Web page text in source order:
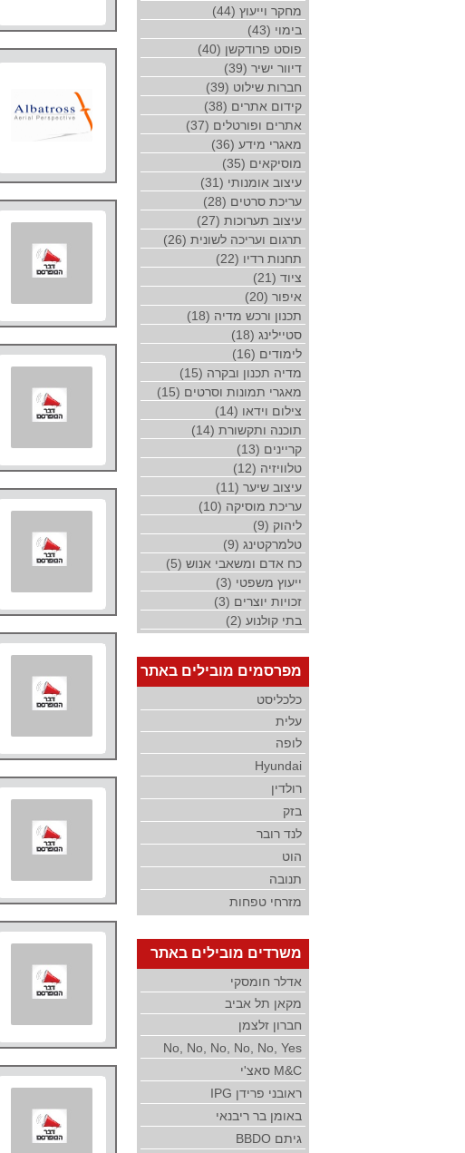
מחקר וייעוץ (44)
בימוי (43)
פוסט פרודקשן (40)
דיוור ישיר (39)
חברות שילוט (39)
קידום אתרים (38)
אתרים ופורטלים (37)
מאגרי מידע (36)
מוסיקאים (35)
עיצוב אומנותי (31)
עריכת סרטים (28)
עיצוב תערוכות (27)
תרגום ועריכה לשונית (26)
תחנות רדיו (22)
ציוד (21)
איפור (20)
תכנון ורכש מדיה (18)
סטיילינג (18)
לימודים (16)
מדיה תכנון ובקרה (15)
מאגרי תמונות וסרטים (15)
צילום וידאו (14)
תוכנה ותקשורת (14)
קריינים (13)
טלוויזיה (12)
עיצוב שיער (11)
עריכת מוסיקה (10)
ליהוק (9)
טלמרקטינג (9)
כח אדם ומשאבי אנוש (5)
ייעוץ משפטי (3)
זכויות יוצרים (3)
בתי קולנוע (2)
מפרסמים מובילים באתר
כלכליסט
עלית
לופה
Hyundai
רולדין
בזק
לנד רובר
הוט
תנובה
מזרחי טפחות
משרדים מובילים באתר
אדלר חומסקי
מקאן תל אביב
חברון זלצמן
No, No, No, No, No, Yes
M&C סאצ'י
ראובני פרידן IPG
באומן בר ריבנאי
גיתם BBDO